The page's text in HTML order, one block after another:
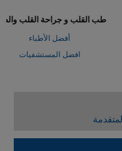
القلب والصدر
المستشفيات